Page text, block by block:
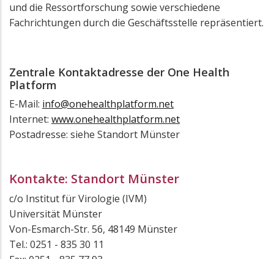
und die Ressortforschung sowie verschiedene
Fachrichtungen durch die Geschäftsstelle repräsentiert.
Zentrale Kontaktadresse der One Health
Platform
E-Mail: info@onehealthplatform.net
Internet: www.onehealthplatform.net
Postadresse: siehe Standort Münster
Kontakte: Standort Münster
c/o Institut für Virologie (IVM)
Universität Münster
Von-Esmarch-Str. 56, 48149 Münster
Tel.: 0251 - 835 30 11